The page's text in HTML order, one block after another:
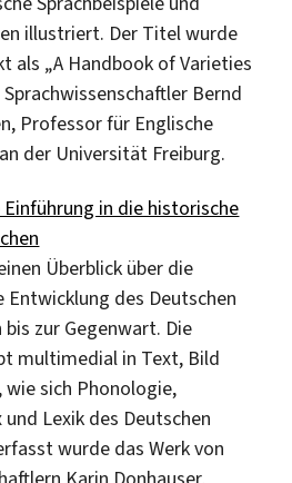
illustriert. Der Titel wurde
als „A Handbook of Varieties
Bernd
Professor für Englische
der Universität Freiburg.
in die historische
Überblick über die
Entwicklung des Deutschen
zur Gegenwart. Die
multimedial in Text, Bild
sich Phonologie,
Lexik des Deutschen
wurde das Werk von